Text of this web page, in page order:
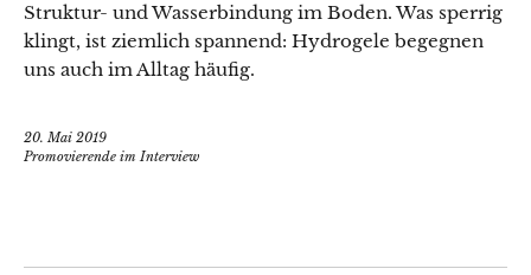
Struktur- und Wasserbindung im Boden. Was sperrig
klingt, ist ziemlich spannend: Hydrogele begegnen
uns auch im Alltag häufig.
20. Mai 2019
Promovierende im Interview